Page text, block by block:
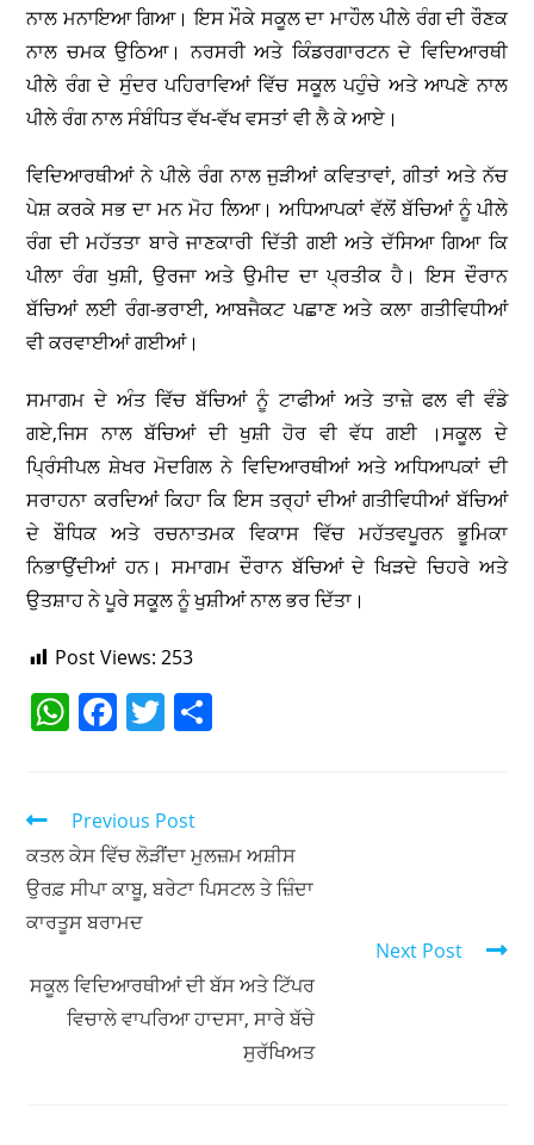
ਨਾਲ ਮਨਾਇਆ ਗਿਆ। ਇਸ ਮੌਕੇ ਸਕੂਲ ਦਾ ਮਾਹੌਲ ਪੀਲੇ ਰੰਗ ਦੀ ਰੌਣਕ
ਨਾਲ ਚਮਕ ਉਠਿਆ। ਨਰਸਰੀ ਅਤੇ ਕਿੰਡਰਗਾਰਟਨ ਦੇ ਵਿਦਿਆਰਥੀ
ਪੀਲੇ ਰੰਗ ਦੇ ਸੁੰਦਰ ਪਹਿਰਾਵਿਆਂ ਵਿੱਚ ਸਕੂਲ ਪਹੁੰਚੇ ਅਤੇ ਆਪਣੇ ਨਾਲ
ਪੀਲੇ ਰੰਗ ਨਾਲ ਸੰਬੰਧਿਤ ਵੱਖ-ਵੱਖ ਵਸਤਾਂ ਵੀ ਲੈ ਕੇ ਆਏ।
ਵਿਦਿਆਰਥੀਆਂ ਨੇ ਪੀਲੇ ਰੰਗ ਨਾਲ ਜੁੜੀਆਂ ਕਵਿਤਾਵਾਂ, ਗੀਤਾਂ ਅਤੇ ਨੱਚ
ਪੇਸ਼ ਕਰਕੇ ਸਭ ਦਾ ਮਨ ਮੋਹ ਲਿਆ। ਅਧਿਆਪਕਾਂ ਵੱਲੋਂ ਬੱਚਿਆਂ ਨੂੰ ਪੀਲੇ
ਰੰਗ ਦੀ ਮਹੱਤਤਾ ਬਾਰੇ ਜਾਣਕਾਰੀ ਦਿੱਤੀ ਗਈ ਅਤੇ ਦੱਸਿਆ ਗਿਆ ਕਿ
ਪੀਲਾ ਰੰਗ ਖੁਸ਼ੀ, ਉਰਜਾ ਅਤੇ ਉਮੀਦ ਦਾ ਪ੍ਰਤੀਕ ਹੈ। ਇਸ ਦੌਰਾਨ
ਬੱਚਿਆਂ ਲਈ ਰੰਗ-ਭਰਾਈ, ਆਬਜੈਕਟ ਪਛਾਣ ਅਤੇ ਕਲਾ ਗਤੀਵਿਧੀਆਂ
ਵੀ ਕਰਵਾਈਆਂ ਗਈਆਂ।
ਸਮਾਗਮ ਦੇ ਅੰਤ ਵਿੱਚ ਬੱਚਿਆਂ ਨੂੰ ਟਾਫੀਆਂ ਅਤੇ ਤਾਜ਼ੇ ਫਲ ਵੀ ਵੰਡੇ
ਗਏ,ਜਿਸ ਨਾਲ ਬੱਚਿਆਂ ਦੀ ਖੁਸ਼ੀ ਹੋਰ ਵੀ ਵੱਧ ਗਈ ।ਸਕੂਲ ਦੇ
ਪ੍ਰਿੰਸੀਪਲ ਸ਼ੇਖਰ ਮੋਦਗਿਲ ਨੇ ਵਿਦਿਆਰਥੀਆਂ ਅਤੇ ਅਧਿਆਪਕਾਂ ਦੀ
ਸਰਾਹਨਾ ਕਰਦਿਆਂ ਕਿਹਾ ਕਿ ਇਸ ਤਰ੍ਹਾਂ ਦੀਆਂ ਗਤੀਵਿਧੀਆਂ ਬੱਚਿਆਂ
ਦੇ ਬੌਧਿਕ ਅਤੇ ਰਚਨਾਤਮਕ ਵਿਕਾਸ ਵਿੱਚ ਮਹੱਤਵਪੂਰਨ ਭੂਮਿਕਾ
ਨਿਭਾਉਂਦੀਆਂ ਹਨ। ਸਮਾਗਮ ਦੌਰਾਨ ਬੱਚਿਆਂ ਦੇ ਖਿੜਦੇ ਚਿਹਰੇ ਅਤੇ
ਉਤਸ਼ਾਹ ਨੇ ਪੂਰੇ ਸਕੂਲ ਨੂੰ ਖੁਸ਼ੀਆਂ ਨਾਲ ਭਰ ਦਿੱਤਾ।
Post Views: 253
W
s
A
p
p
F
e
b
o
o
k
T
er
Previous Post
ਕਤਲ ਕੇਸ ਵਿੱਚ ਲੋੜੀਂਦਾ ਮੁਲਜ਼ਮ ਅਸ਼ੀਸ
ਉਰਫ਼ ਸੀਪਾ ਕਾਬੂ, ਬਰੇਟਾ ਪਿਸਟਲ ਤੇ ਜ਼ਿੰਦਾ
ਕਾਰਤੂਸ ਬਰਾਮਦ
Next Post
ਸਕੂਲ ਵਿਦਿਆਰਥੀਆਂ ਦੀ ਬੱਸ ਅਤੇ ਟਿੱਪਰ
ਵਿਚਾਲੇ ਵਾਪਰਿਆ ਹਾਦਸਾ, ਸਾਰੇ ਬੱਚੇ
ਸੁਰੱਖਿਅਤ